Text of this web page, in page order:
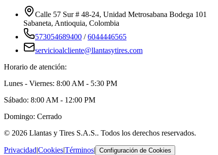
Calle 57 Sur # 48-24, Unidad Metrosabana Bodega 101
Sabaneta, Antioquia, Colombia
573054689400 /6044446565
servicioalcliente@llantasytires.com
Horario de atención:
Lunes - Viernes: 8:00 AM - 5:30 PM
Sábado: 8:00 AM - 12:00 PM
Domingo: Cerrado
© 2026 Llantas y Tires S.A.S.. Todos los derechos reservados.
Privacidad|Cookies|Términos| Configuración de Cookies